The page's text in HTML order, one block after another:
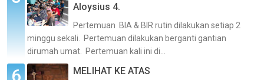
Aloysius 4.
Pertemuan BIA & BIR rutin dilakukan setiap 2
minggu sekali. Pertemuan dilakukan berganti gantian
dirumah umat. Pertemuan kali ini di...
MELIHAT KE ATAS